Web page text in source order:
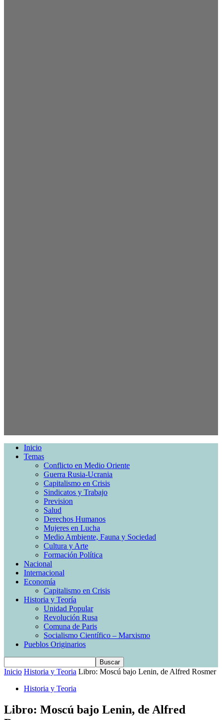
Inicio
Temas
Conflicto en Medio Oriente
Guerra Rusia-Ucrania
Capitalismo en Crisis
Sindicatos y Trabajo
Prevision
Salud
Derechos Humanos
Mujeres en Lucha
Medio Ambiente, Fauna y Sociedad
Cultura y Arte
Formación Política
Nacional
Internacional
Economía
Capitalismo en Crisis
Historia y Teoría
Unidad Popular
Revolución Rusa
Comuna de Paris
Socialismo Científico – Marxismo
Pueblos Originarios
Inicio Historia y Teoria Libro: Moscú bajo Lenin, de Alfred Rosmer
Historia y Teoria
Libro: Moscú bajo Lenin, de Alfred